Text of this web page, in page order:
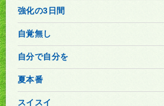
強化の3日間
自覚無し
自分で自分を
夏本番
スイスイ